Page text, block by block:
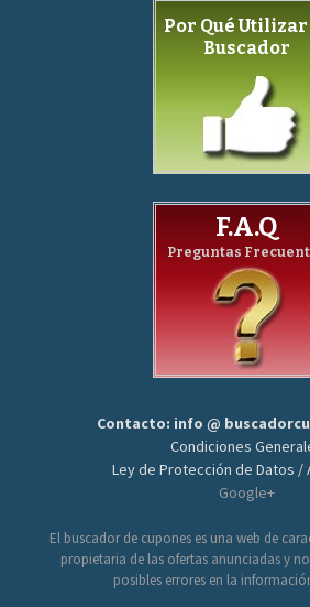
Por Qué Utilizar
Buscador
F.A.Q
Preguntas
Contacto: info @
Condiciones
Ley de Protección de Datos /
Google+
El buscador de cupones es una web de
propietaria de las ofertas anunciadas y
posibles errores en la